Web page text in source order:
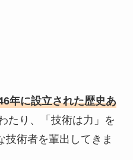
年に設立された歴史あ
たり、「技術は力」を
技術者を輩出してきま